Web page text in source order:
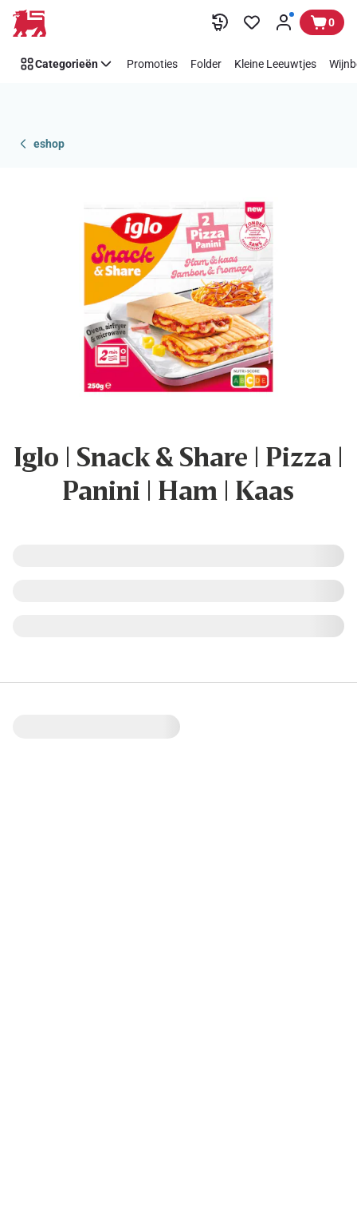
Overslaan 0
Categorieën Promoties Folder Kleine Leeuwtjes
eshop
Iglo | Snack & Share | Pizza |
Panini | Ham | Kaas